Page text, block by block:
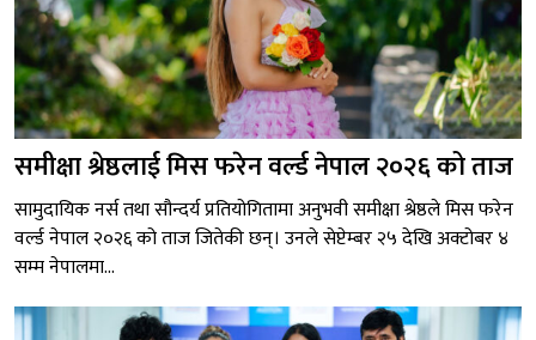
समीक्षा श्रेष्ठलाई मिस फरेन वर्ल्ड नेपाल २०२६ को ताज
सामुदायिक नर्स तथा सौन्दर्य प्रतियोगितामा अनुभवी समीक्षा श्रेष्ठले मिस फरेन
वर्ल्ड नेपाल २०२६ को ताज जितेकी छन्। उनले सेप्टेम्बर २५ देखि अक्टोबर ४
सम्म नेपालमा...